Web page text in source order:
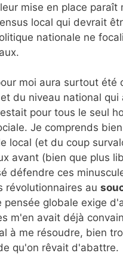
mise en place
local qui devrait
nationale ne
moi aura surtout
du niveau national
pour tous le seul
Je comprends
local (et du coup
avant (bien que plus
défendre ces
révolutionnaires au
pensée globale exige
m'en avait déjà
à me résoudre, bien
qu'on rêvait d'abattre.